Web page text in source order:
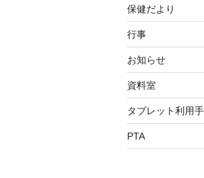
保健だより
行事
お知らせ
資料室
タブレット利用
PTA